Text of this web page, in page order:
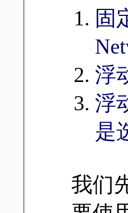
固
浮
浮
是
我们